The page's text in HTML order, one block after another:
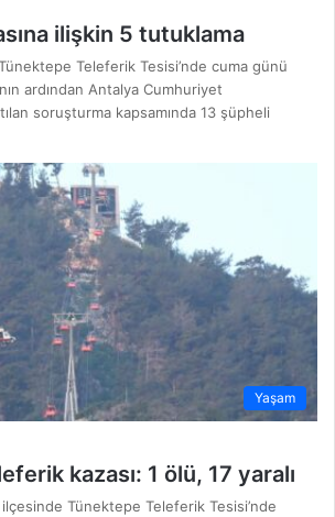
ilişkin 5 tutuklama
Teleferik Tesisi’nde cuma günü
ardından Antalya Cumhuriyet
soruşturma kapsamında 13 şüpheli
Yaşam
kazası: 1 ölü, 17 yaralı
ilçesinde Tünektepe Teleferik Tesisi’nde